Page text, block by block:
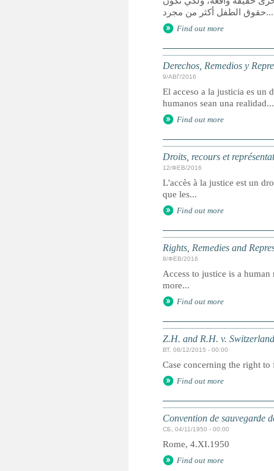
حقوق الطفل أكثر من مجرد...
Find out more
Derechos, Remedios y
9/АВГ/2016
El acceso a la justicia es un
humanos sean una realidad...
Find out more
Droits, recours et
12/ФЕВ/2016
L'accès à la justice est un
que les...
Find out more
Rights, Remedies and
8/ФЕВ/2016
Access to justice is a
more...
Find out more
Z.H. and R.H. v. Switzerland
ВТ, 08/12/2015 - 00:00
Case concerning the right
Find out more
Convention de sauvegarde
СБ, 04/11/1950 - 00:00
Rome, 4.XI.1950
Find out more